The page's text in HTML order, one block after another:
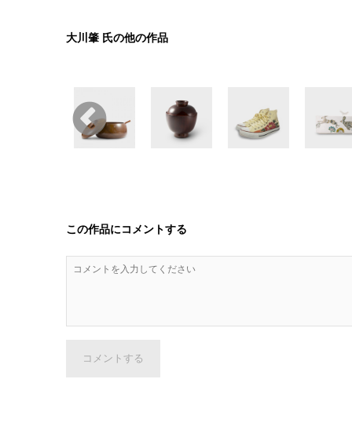
大川肇 氏の他の作品
この作品にコメントする
コメントする